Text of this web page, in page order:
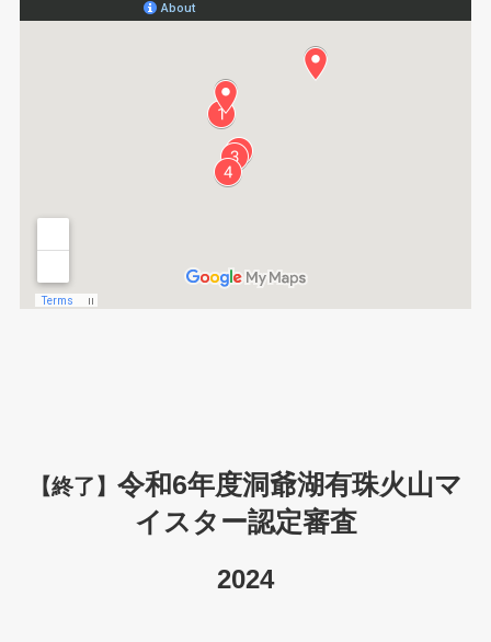
【終了】 令和6年度洞爺湖有珠火山マ
イスター認定審査
2024